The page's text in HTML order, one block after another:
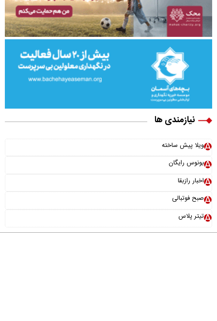
نیازمندی ها
ویلا پیش ساخته
بونوس رایگان
اخبار رازبقا
صبح فوتبالی
تیتر پلاس